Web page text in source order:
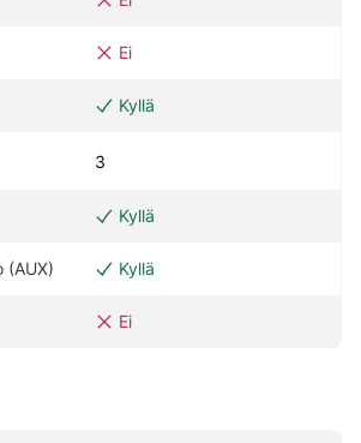
Ei
Kyllä
3
Kyllä
(AUX) Kyllä
Ei